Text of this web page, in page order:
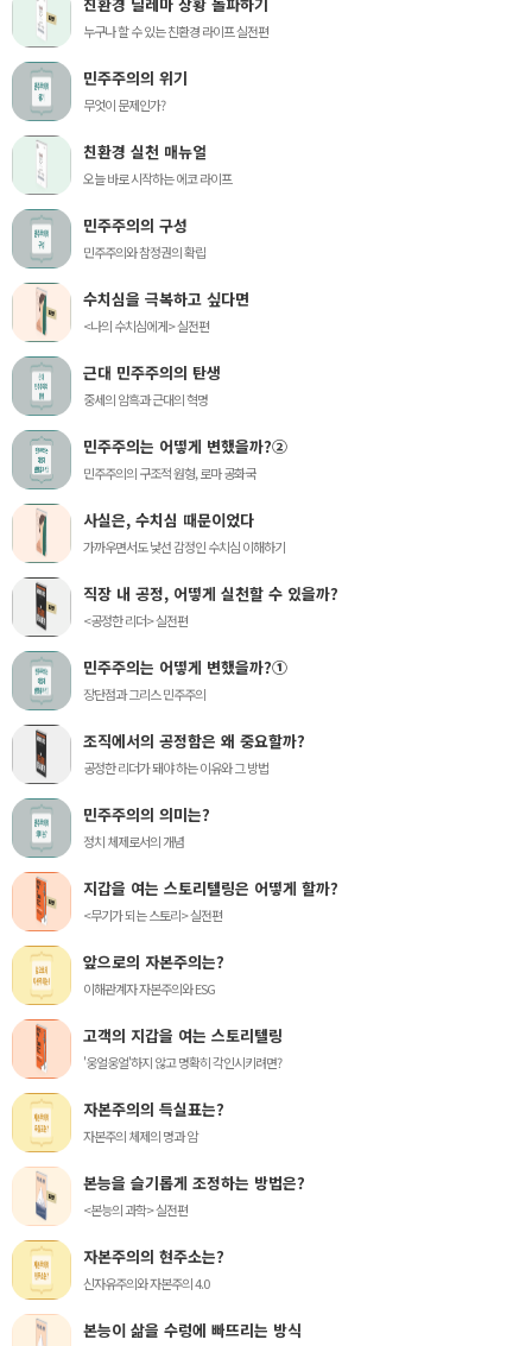
누구나 할 수 있는 친환경 라이프 실전편
민주주의의 위기
무엇이 문제인가?
친환경 실천 매뉴얼
오늘 바로 시작하는 에코 라이프
민주주의의 구성
민주주의와 참정권의 확립
수치심을 극복하고 싶다면
<나의 수치심에게> 실전편
근대 민주주의의 탄생
중세의 암흑과 근대의 혁명
민주주의는 어떻게 변했을까?②
민주주의의 구조적 원형, 로마 공화국
사실은, 수치심 때문이었다
가까우면서도 낯선 감정인 수치심 이해하기
직장 내 공정, 어떻게 실천할 수 있을까?
<공정한 리더> 실전편
민주주의는 어떻게 변했을까?①
장단점과 그리스 민주주의
조직에서의 공정함은 왜 중요할까?
공정한 리더가 돼야 하는 이유와 그 방법
민주주의의 의미는?
정치 체제로서의 개념
지갑을 여는 스토리텔링은 어떻게 할까?
<무기가 되는 스토리> 실전편
앞으로의 자본주의는?
이해관계자 자본주의와 ESG
고객의 지갑을 여는 스토리텔링
'웅얼웅얼'하지 않고 명확히 각인시키려면?
자본주의의 득실표는?
자본주의 체제의 명과 암
본능을 슬기롭게 조정하는 방법은?
<본능의 과학> 실전편
자본주의의 현주소는?
신자유주의와 자본주의 4.0
본능이 삶을 수렁에 빠뜨리는 방식